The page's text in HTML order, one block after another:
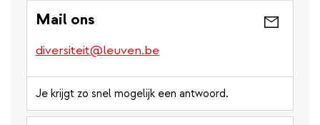
Mail ons
diversiteit@leuven.be
Je krijgt zo snel mogelijk een antwoord.